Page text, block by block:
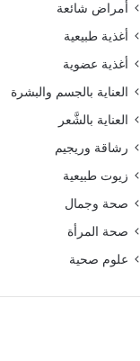
أمراض شائعة
أغذية طبيعية
أغذية عضوية
العناية بالجسم والبشرة
العناية بالشَّعر
رشاقة وريجيم
زيوت طبيعية
صحة وجمال
صحة المرأة
علوم صحية